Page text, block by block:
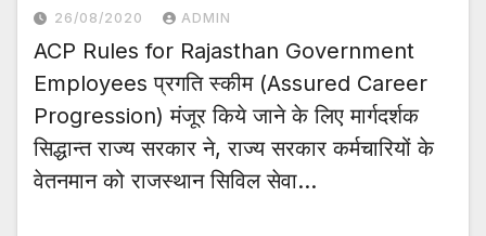
26/08/2020 ADMIN
ACP Rules for Rajasthan Government
Employees प्रगति स्कीम (Assured Career
Progression) मंजूर किये जाने के लिए मार्गदर्शक
सिद्धान्त राज्य सरकार ने, राज्य सरकार कर्मचारियों के
वेतनमान को राजस्थान सिविल सेवा…